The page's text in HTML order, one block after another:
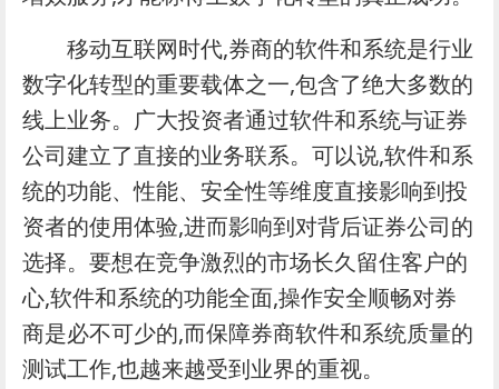
移动互联网时代,券商的软件和系统是行业
数字化转型的重要载体之一,包含了绝大多数的
线上业务。广大投资者通过软件和系统与证券
公司建立了直接的业务联系。可以说,软件和系
统的功能、性能、安全性等维度直接影响到投
资者的使用体验,进而影响到对背后证券公司的
选择。要想在竞争激烈的市场长久留住客户的
心,软件和系统的功能全面,操作安全顺畅对券
商是必不可少的,而保障券商软件和系统质量的
测试工作,也越来越受到业界的重视。